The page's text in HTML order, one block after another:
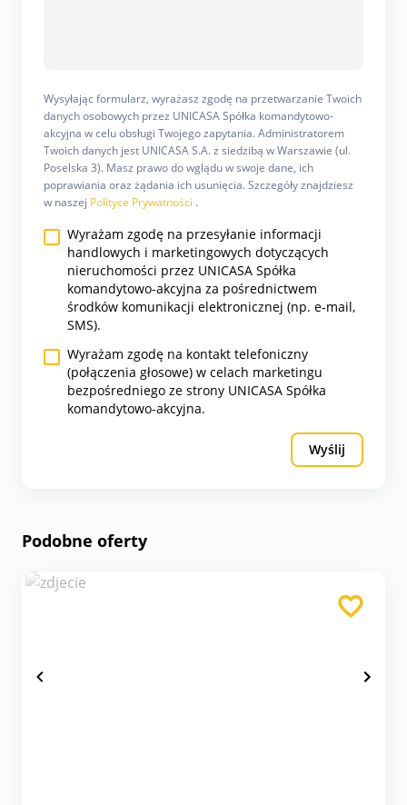
Wysyłając formularz, wyrażasz zgodę na przetwarzanie Twoich
danych osobowych przez UNICASA Spółka komandytowo-
akcyjna w celu obsługi Twojego zapytania. Administratorem
Twoich danych jest UNICASA S.A. z siedzibą w Warszawie (ul.
Poselska 3). Masz prawo do wglądu w swoje dane, ich
poprawiania oraz żądania ich usunięcia. Szczegóły znajdziesz
w naszej Polityce Prywatności .
Wyrażam zgodę na przesyłanie informacji
handlowych i marketingowych dotyczących
nieruchomości przez UNICASA Spółka
komandytowo-akcyjna za pośrednictwem
środków komunikacji elektronicznej (np. e-mail,
SMS).
Wyrażam zgodę na kontakt telefoniczny
(połączenia głosowe) w celach marketingu
bezpośredniego ze strony UNICASA Spółka
komandytowo-akcyjna.
Wyślij
Podobne oferty